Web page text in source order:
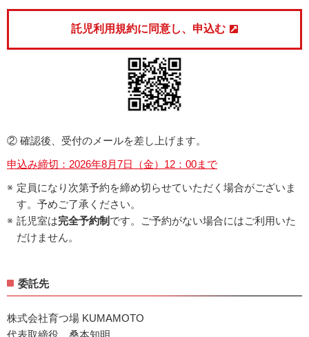
託児利用規約に同意し、申込む
② 確認後、受付のメールを差し上げます。
申込み締切：2026年8月7日（金）12：00まで
定員になり次第予約を締め切らせていただく場合がございま
す。予めご了承ください。
託児室は完全予約制 です。ご予約がない場合にはご利用いた
だけません。
委託先
株式会社育つ場 KUMAMOTO